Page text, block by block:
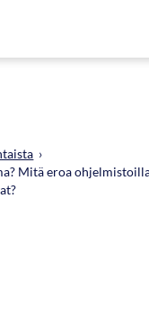
›
Mitä eroa